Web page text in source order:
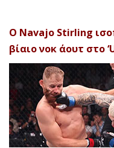
Ο Navajo Stirling
βίαιο νοκ άουτ στο